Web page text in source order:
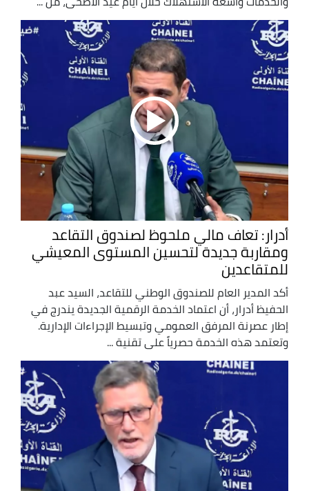
أدرار: تعاف مالي ملحوظ لصندوق التقاعد
ومقاربة جديدة لتحسين المستوى المعيشي
للمتقاعدين
أكد المدير العام للصندوق الوطني للتقاعد، السيد عبد
الحفيظ أدرار، أن اعتماد الخدمة الرقمية الجديدة يندرج في
إطار عصرنة المرفق العمومي وتبسيط الإجراءات الإدارية.
وتعتمد هذه الخدمة حصرياً على تقنية ...